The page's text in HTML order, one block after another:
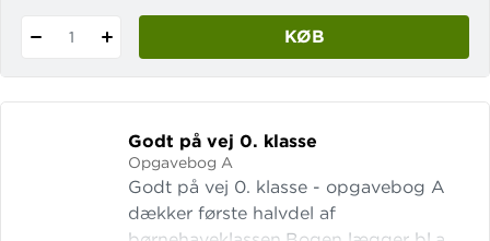
1 KØB
Godt på vej 0. klasse
Opgavebog A
Godt på vej 0. klasse - opgavebog A
dækker første halvdel af